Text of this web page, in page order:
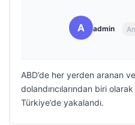
A admin
ABD’de her yerden aranan
dolandırıcılarından biri
Türkiye’de yakalandı.